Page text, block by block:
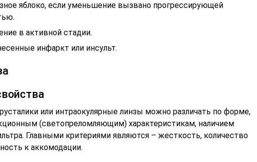
яблоко, если уменьшение вызвано прогрессирующей
в активной стадии.
инфаркт или инсульт.
или интраокулярные линзы можно различать по форме,
(светопреломляющим) характеристикам, наличием
Главными критериями являются – жесткость, количество
к аккомодации.